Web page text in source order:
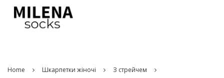
Home Шкарпетки жіночі
З стрейчем